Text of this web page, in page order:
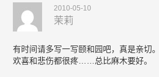
2010-05-10
茉莉
有时间请多写一写颐和园吧，真是亲切。
欢喜和悲伤都很疼……总比麻木要好。